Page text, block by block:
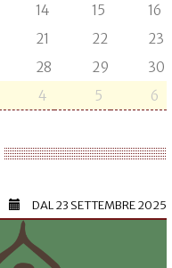
14 15
16
21 22
23
28 29
30
4 5 6
DAL23 SETTEMBRE 2025